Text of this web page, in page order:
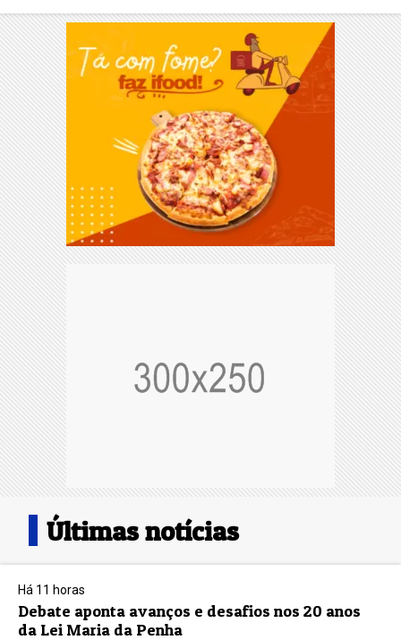
Últimas notícias
Há 11 horas
Debate aponta avanços e desafios nos 20 anos
da Lei Maria da Penha